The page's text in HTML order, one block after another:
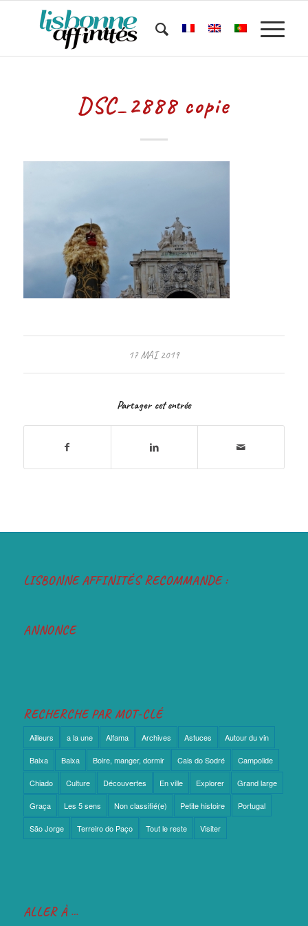
DSC_2888 copie
17 MAI 2019
Partager cet entrée
LISBONNE AFFINITÉS RECOMMANDE :
ANNONCE
RECHERCHE PAR MOT-CLÉ
Ailleurs a la une Alfama Archives Astuces Autour du vin
Baixa Baixa Boire, manger, dormir Cais do Sodré Campolide
Chiado Culture Découvertes En ville Explorer Grand large
Graça Les 5 sens Non classifié(e) Petite histoire Portugal
São Jorge Terreiro do Paço Tout le reste Visiter
ALLER À …